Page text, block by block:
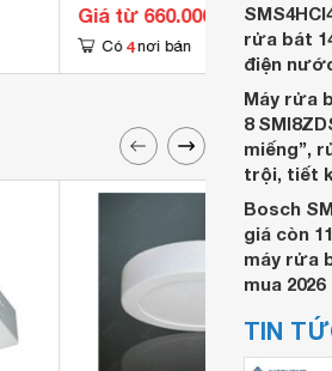
Giá từ 660.000 đ
Có 4 nơi bán
rửa bát
điện
Máy rửa
8
miếng”,
trội, tiết
Bosch
giá còn
máy rửa
mua 2026
TIN